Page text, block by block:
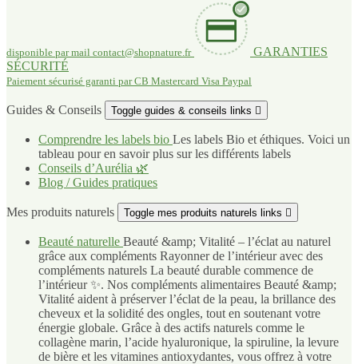
disponible par mail contact@shopnature.fr
GARANTIES
SÉCURITÉ
Paiement sécurisé garanti par CB Mastercard Visa Paypal
Guides & Conseils Toggle guides & conseils links 
Comprendre les labels bio Les labels Bio et éthiques. Voici un
tableau pour en savoir plus sur les différents labels
Conseils d’Aurélia 🌿
Blog / Guides pratiques
Mes produits naturels Toggle mes produits naturels links 
Beauté naturelle Beauté &amp; Vitalité – l’éclat au naturel
grâce aux compléments Rayonner de l’intérieur avec des
compléments naturels La beauté durable commence de
l’intérieur ✨. Nos compléments alimentaires Beauté &amp;
Vitalité aident à préserver l’éclat de la peau, la brillance des
cheveux et la solidité des ongles, tout en soutenant votre
énergie globale. Grâce à des actifs naturels comme le
collagène marin, l’acide hyaluronique, la spiruline, la levure
de bière et les vitamines antioxydantes, vous offrez à votre